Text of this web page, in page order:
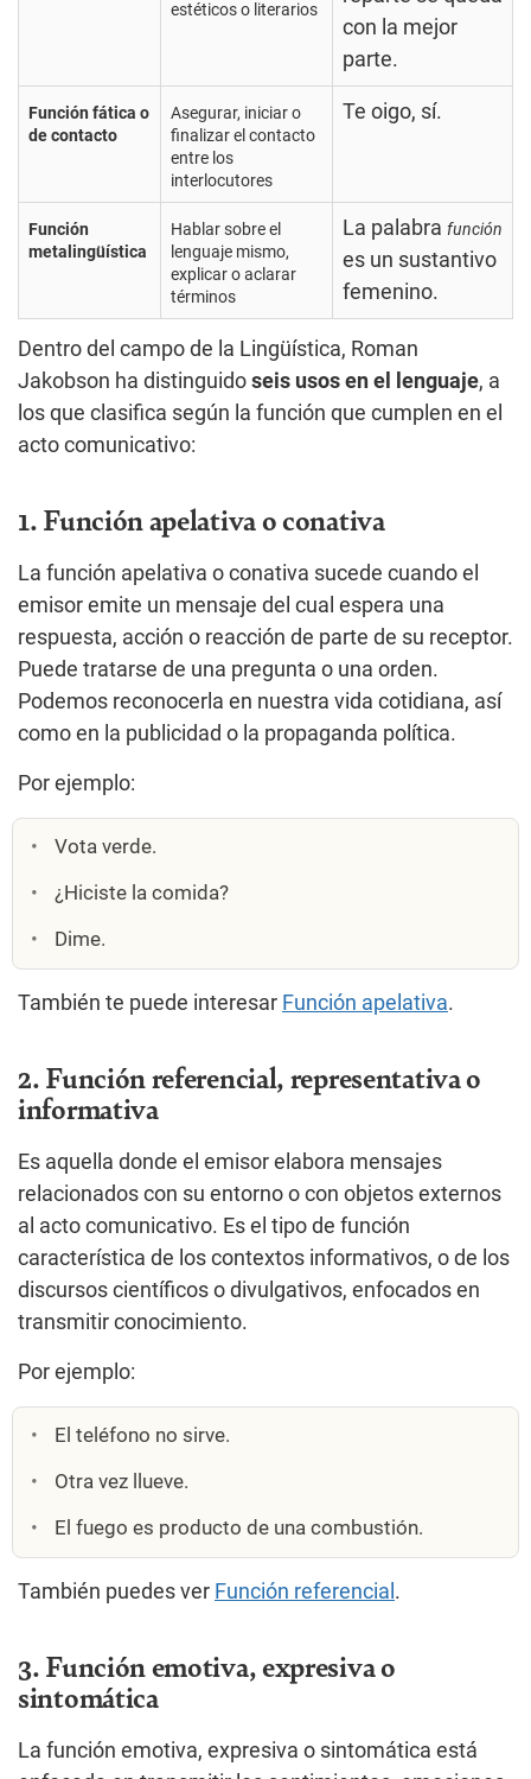
estéticos o literarios
con la mejor
parte.
Función fática o
de contacto
Asegurar, iniciar o
finalizar el contacto
entre los
interlocutores
Te oigo, sí.
Función
metalingüística
Hablar sobre el
lenguaje mismo,
explicar o aclarar
términos
La palabra función
es un sustantivo
femenino.
Dentro del campo de la Lingüística, Roman
Jakobson ha distinguido seis usos en el lenguaje, a
los que clasifica según la función que cumplen en el
acto comunicativo:
1. Función apelativa o conativa
La función apelativa o conativa sucede cuando el
emisor emite un mensaje del cual espera una
respuesta, acción o reacción de parte de su receptor.
Puede tratarse de una pregunta o una orden.
Podemos reconocerla en nuestra vida cotidiana, así
como en la publicidad o la propaganda política.
Por ejemplo:
Vota verde.
¿Hiciste la comida?
Dime.
También te puede interesar Función apelativa.
2. Función referencial, representativa o
informativa
Es aquella donde el emisor elabora mensajes
relacionados con su entorno o con objetos externos
al acto comunicativo. Es el tipo de función
característica de los contextos informativos, o de los
discursos científicos o divulgativos, enfocados en
transmitir conocimiento.
Por ejemplo:
El teléfono no sirve.
Otra vez llueve.
El fuego es producto de una combustión.
También puedes ver Función referencial .
3. Función emotiva, expresiva o
sintomática
La función emotiva, expresiva o sintomática está